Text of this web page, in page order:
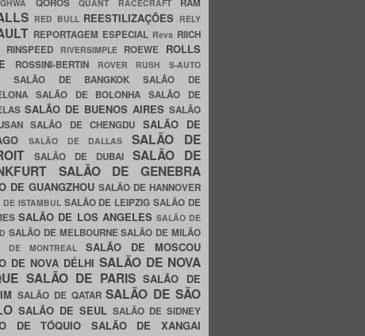
QOROS QUANT RACECRAFT RAM
RED BULL REESTILIZAÇÕES RELY
REPORTAGEM ESPECIAL Reva RIICH
RINSPEED RIVERSIMPLE ROEWE ROLLS
ROSSINI-BERTIN ROVER RUSH S-AUTO
SALÃO DE BANGKOKSALÃO DE
SALÃO DE BOLONHASALÃO DE
SALÃO DE BUENOS AIRES SALÃO
SALÃO DE CHENGDU SALÃO DE
SALÃO DE DALLASSALÃO DE
SALÃO DE DUBAI SALÃO DE
SALÃO DE GENEBRA
DE GUANGZHOU SALÃO DE HANNOVER
DE ISTAMBUL SALÃO DE LEIPZIGSALÃO DE
SALÃO DE LOS ANGELES SALÃO DE
SALÃO DE MELBOURNESALÃO DE MILÃO
DE MONTREAL SALÃO DE MOSCOU
DE NOVA DÉLHI SALÃO DE NOVA
SALÃO DE PARISSALÃO DE
SALÃO DE QATARSALÃO DE SÃO
SALÃO DE SEUL SALÃO DE SIDNEY
DE TÓQUIO SALÃO DE XANGAI